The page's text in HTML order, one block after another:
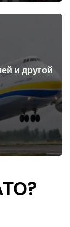
и другой
до и после